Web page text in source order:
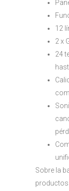
12
2 x
24
Sobre la
productos